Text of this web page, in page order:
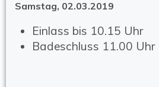
Samstag, 02.03.2019
Einlass bis 10.15 Uhr
Badeschluss 11.00 Uhr